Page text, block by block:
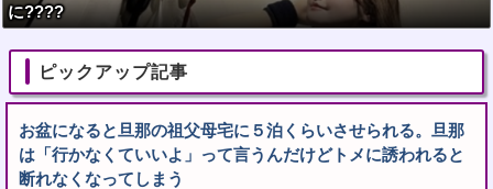
に????
ピックアップ記事
お盆になると旦那の祖父母宅に５泊くらいさせられる。旦那
は「行かなくていいよ」って言うんだけどトメに誘われると
断れなくなってしまう